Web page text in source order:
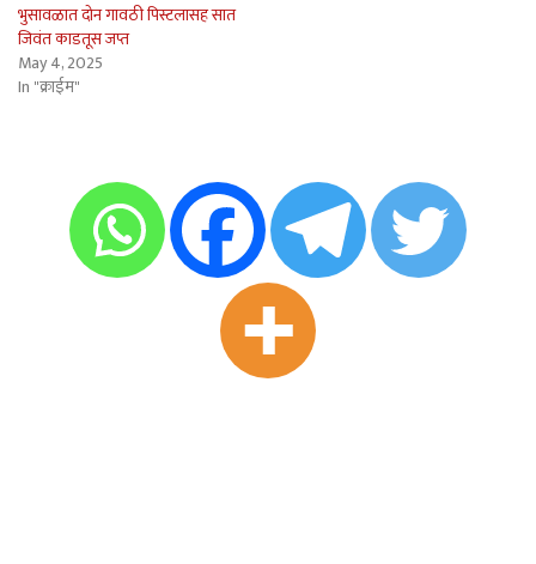
भुसावळात दोन गावठी पिस्टलासह सात
जिवंत काडतूस जप्त
May 4, 2025
In "क्राईम"